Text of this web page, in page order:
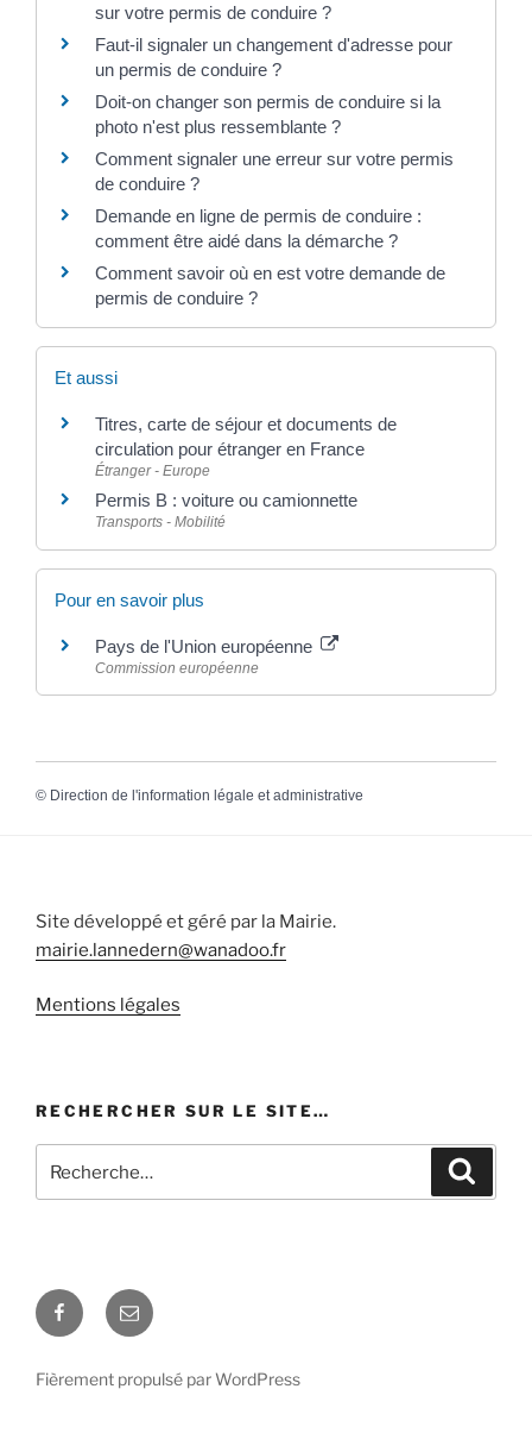
sur votre permis de conduire ?
Faut-il signaler un changement d'adresse pour
un permis de conduire ?
Doit-on changer son permis de conduire si la
photo n'est plus ressemblante ?
Comment signaler une erreur sur votre permis
de conduire ?
Demande en ligne de permis de conduire :
comment être aidé dans la démarche ?
Comment savoir où en est votre demande de
permis de conduire ?
Et aussi
Titres, carte de séjour et documents de
circulation pour étranger en France
Étranger - Europe
Permis B : voiture ou camionnette
Transports - Mobilité
Pour en savoir plus
Pays de l'Union européenne
Commission européenne
© Direction de l'information légale et administrative
Site développé et géré par la Mairie.
mairie.lannedern@wanadoo.fr
Mentions légales
RECHERCHER SUR LE SITE…
pour
Facebook
E-
mail
Fièrement propulsé par WordPress